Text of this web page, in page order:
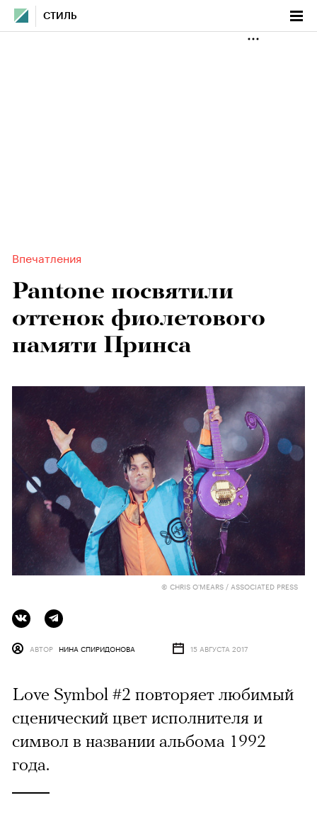
СТИЛЬ
Впечатления
Pantone посвятили
оттенок фиолетового
памяти Принса
© CHRIS O'MEARS / ASSOCIATED PRESS
АВТОР НИНА СПИРИДОНОВА 15 АВГУСТА 2017
Love Symbol #2 повторяет любимый
сценический цвет исполнителя и
символ в названии альбома 1992
года.